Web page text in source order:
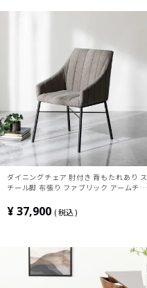
ダイニングチェア 肘付き 背もたれあり ス
チール脚 布張り ファブリック アームチェ
グ シンプル 北欧モダン ナチュラル
¥37,900 税込